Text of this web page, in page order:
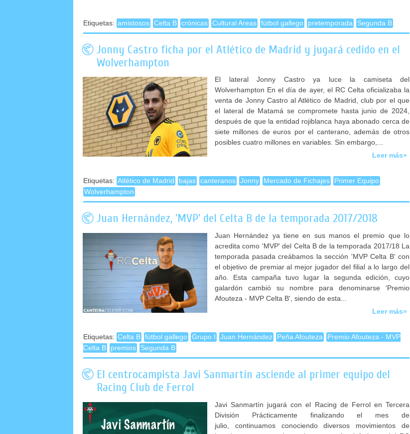
Etiquetas: amistosos Celta B crónicas Cultural Areas fútbol gallego pretemporada Segunda B
Jonny Castro ficha por el Atlético de Madrid y jugará cedido en el
Wolverhampton
El lateral Jonny Castro ya luce la camiseta del
Wolverhampton En el día de ayer, el RC Celta oficializaba la
venta de Jonny Castro al Atlético de Madrid, club por el que
el lateral de Matamá se compromete hasta junio de 2024,
después de que la entidad rojiblanca haya abonado cerca de
siete millones de euros por el canterano, además de otros
posibles cuatro millones en variables. Sin embargo,...
Leer más»
Etiquetas: Atlético de Madrid bajas canteranos Jonny Mercado de Fichajes
Primer Equipo
Wolverhampton
Juan Hernández, 'MVP' del Celta B de la temporada 2017/2018
Juan Hernández ya tiene en sus manos el premio que lo
acredita como 'MVP' del Celta B de la temporada 2017/18 La
temporada pasada creábamos la sección 'MVP Celta B' con
el objetivo de premiar al mejor jugador del filial a lo largo del
año. Esta campaña tuvo lugar la segunda edición, cuyo
galardón cambió su nombre para denominarse 'Premio
Afouteza - MVP Celta B', siendo de esta...
Leer más»
Etiquetas: Celta B fútbol gallego Grupo I Juan Hernández Peña Afouteza
Premio Afouteza - MVP
Celta B
premios Segunda B
El centrocampista Javi Sanmartín asciende al primer equipo del
Racing Club de Ferrol
Javi Sanmartín jugará con el Racing de Ferrol en Tercera
División Prácticamente finalizando el mes de
julio, continuamos conociendo diversos movimientos de